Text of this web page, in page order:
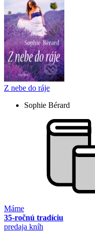
Z nebe do ráje
Sophie Bérard
Máme
35-ročnú tradíciu
predaja kníh